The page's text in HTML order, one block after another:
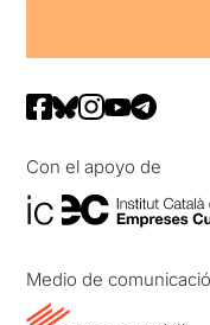
Con el apoyo de
Medio de